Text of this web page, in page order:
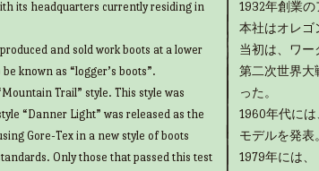
its headquarters currently residing in
and sold work boots at a lower
known as “logger’s boots”.
Trail” style. This style was
“Danner Light” was released as the
Gore-Tex in a new style of boots
Only those that passed this test
1932年創業
本社はオレゴ
当初は、ワー
第二次世界大
った。
1960年代に
モデルを発表
1979年には